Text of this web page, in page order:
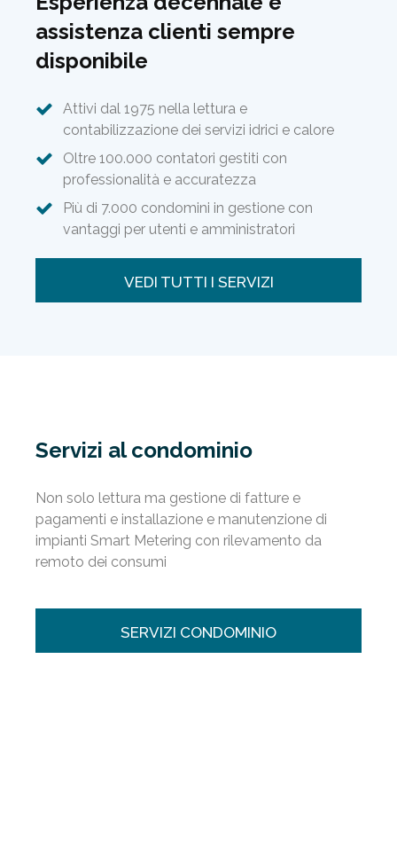
assistenza clienti sempre
disponibile
Attivi dal 1975 nella lettura e
contabilizzazione dei servizi idrici e calore
Oltre 100.000 contatori gestiti con
professionalità e accuratezza
Più di 7.000 condomini in gestione con
vantaggi per utenti e amministratori
VEDI TUTTI I SERVIZI
Servizi al condominio
Non solo lettura ma gestione di fatture e
pagamenti e installazione e manutenzione di
impianti Smart Metering con rilevamento da
remoto dei consumi
SERVIZI CONDOMINIO